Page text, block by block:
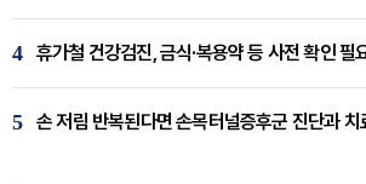
4 휴가철 건강검진, 금식·복용약 등 사전 확인
5